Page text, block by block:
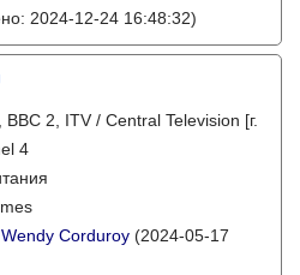
2024-12-24 16:48:32)
BBC 2, ITV / Central Television [г.
4
Wendy Corduroy (2024-05-17